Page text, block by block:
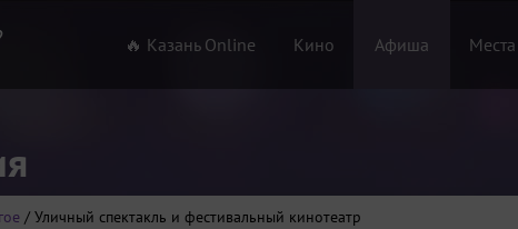
🔥 Казань Online Кино Афиша Места
/ Уличный спектакль и фестивальный кинотеатр